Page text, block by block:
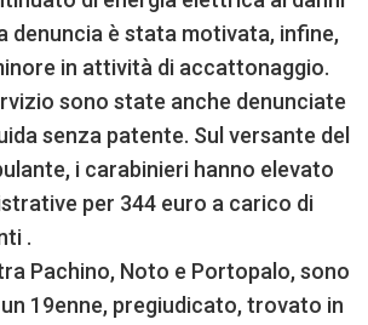
denuncia è stata motivata, infine,
in attività di accattonaggio.
sono state anche denunciate
senza patente. Sul versante del
i carabinieri hanno elevato
per 344 euro a carico di
.
Pachino, Noto e Portopalo, sono
19enne, pregiudicato, trovato in